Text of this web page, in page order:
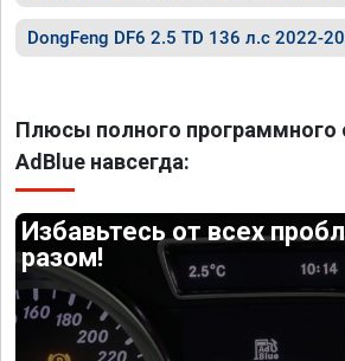
DongFeng DF6 2.5 TD 136 л.с 2022-
Плюсы полного программного
AdBlue навсегда:
Избавьтесь от всех
разом!